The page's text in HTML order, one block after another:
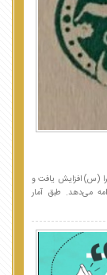
(س) افزایش یافت و
می‌دهد. طبق آمار